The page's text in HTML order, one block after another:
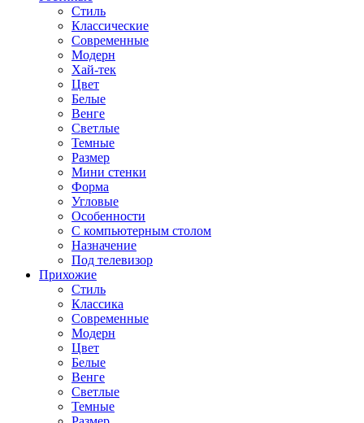
Стиль
Классические
Современные
Модерн
Хай-тек
Цвет
Белые
Венге
Светлые
Темные
Размер
Мини стенки
Форма
Угловые
Особенности
С компьютерным столом
Назначение
Под телевизор
Прихожие
Стиль
Классика
Современные
Модерн
Цвет
Белые
Венге
Светлые
Темные